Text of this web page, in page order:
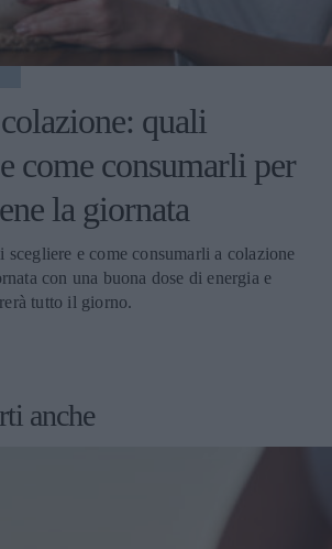
quali
come consumarli per
la giornata
scegliere e come consumarli a colazione
con una buona dose di energia e
tutto il giorno.
anche